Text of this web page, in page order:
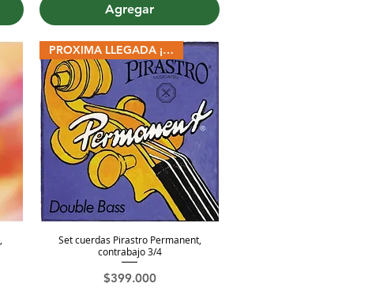
Agregar
Vista rápida
PROXIMA LLEGADA ¡RESERVE!
Set cuerdas Pirastro Permanent,
contrabajo 3/4
Precio
$399.000